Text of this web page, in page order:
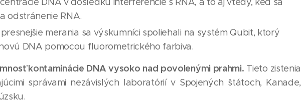
odstránenie RNA.
presnejšie merania sa výskumníci spoliehali na systém Qubit, ktorý
DNA pomocou fluorometrického farbiva.
kontaminácie DNA vysoko nad povolenými prahmi. Tieto zistenia
správami nezávislých laboratórií v Spojených štátoch, Kanade,